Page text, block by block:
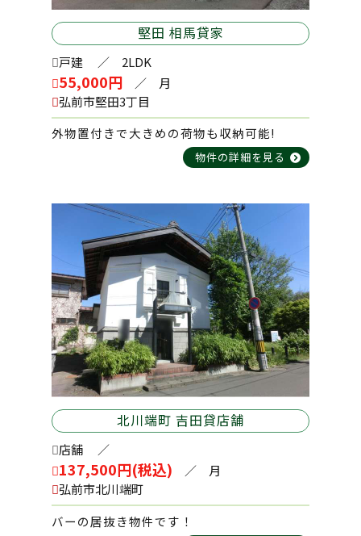
エステート・パレ・わせだⅡ 103号室
2026-03-17
2026-03-11
小比内住宅 B棟
2026-03-09
ピアチェーレ・ウーノ 202号室
2026-03-09
メゾンピュア 205号室
2026-03-09
ガーデンパレス田園B棟 102号室
堅田 相馬貸家
戸建 ／ 2LDK
55,000円 ／ 月
弘前市堅田3丁目
外物置付きで大きめの荷物も収納可能!
物件の詳細を見る
北川端町 吉田貸店舗
店舗 ／
137,500円(税込) ／ 月
弘前市北川端町
バーの居抜き物件です！